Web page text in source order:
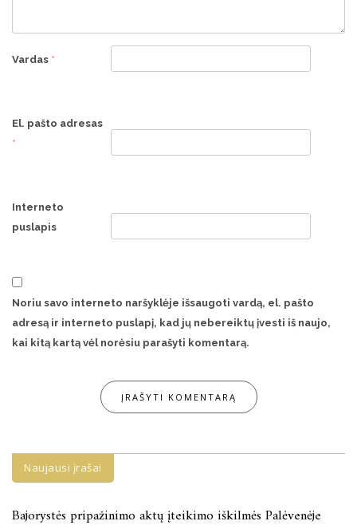
Vardas *
El. pašto adresas
*
Interneto
puslapis
Noriu savo interneto naršyklėje išsaugoti vardą, el. pašto
adresą ir interneto puslapį, kad jų nebereiktų įvesti iš naujo,
kai kitą kartą vėl norėsiu parašyti komentarą.
Naujausi įrašai
Bajorystės pripažinimo aktų įteikimo iškilmės Palėvenėje